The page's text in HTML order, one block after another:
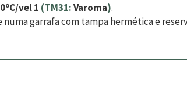
vel 1 (TM31:Varoma).
numa garrafa com tampa hermética e